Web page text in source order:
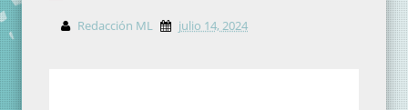
Redacción ML julio 14, 2024